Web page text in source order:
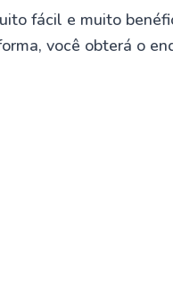
fácil e muito
você obterá o